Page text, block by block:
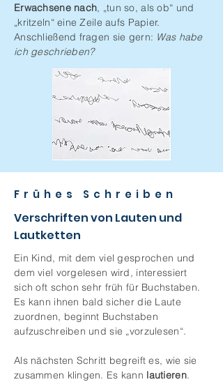
Erwachsene nach, „tun so, als ob“ und
„kritzeln“ eine Zeile aufs Papier.
Anschließend fragen sie gern: Was habe
ich geschrieben?
Frühes Schreiben
Verschriften von Lauten und
Lautketten
Ein Kind, mit dem viel gesprochen und
dem viel vorgelesen wird, interessiert
sich oft schon sehr früh für Buchstaben.
Es kann ihnen bald sicher die Laute
zuordnen, beginnt Buchstaben
aufzuschreiben und sie „vorzulesen“.
Als nächsten Schritt begreift es, wie sie
zusammen klingen. Es kann lautieren.